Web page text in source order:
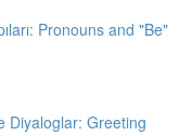
Pronouns and "Be"
Diyaloglar: Greeting